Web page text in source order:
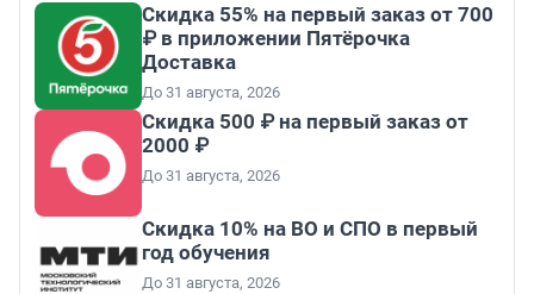
Скидка 55% на первый заказ от 700
₽ в приложении Пятёрочка
Доставка
До 31 августа, 2026
Скидка 500 ₽ на первый заказ от
2000 ₽
До 31 августа, 2026
Скидка 10% на ВО и СПО в первый
год обучения
До 31 августа, 2026